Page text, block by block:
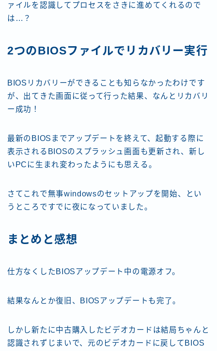
ァイルを認識してプロセスをさきに進めてくれるので
は…？
2つのBIOSファイルでリカバリー実行
BIOSリカバリーができることも知らなかったわけです
が、出てきた画面に従って行った結果、なんとリカバリ
ー成功！
最新のBIOSまでアップデートを終えて、起動する際に
表示されるBIOSのスプラッシュ画面も更新され、新し
いPCに生まれ変わったようにも思える。
さてこれで無事windowsのセットアップを開始、とい
うところですでに夜になっていました。
まとめと感想
仕方なくしたBIOSアップデート中の電源オフ。
結果なんとか復旧、BIOSアップデートも完了。
しかし新たに中古購入したビデオカードは結局ちゃんと
認識されずじまいで、元のビデオカードに戻してBIOS